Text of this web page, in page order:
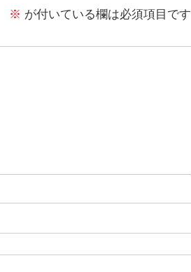
※ が付いている欄は必須項目です